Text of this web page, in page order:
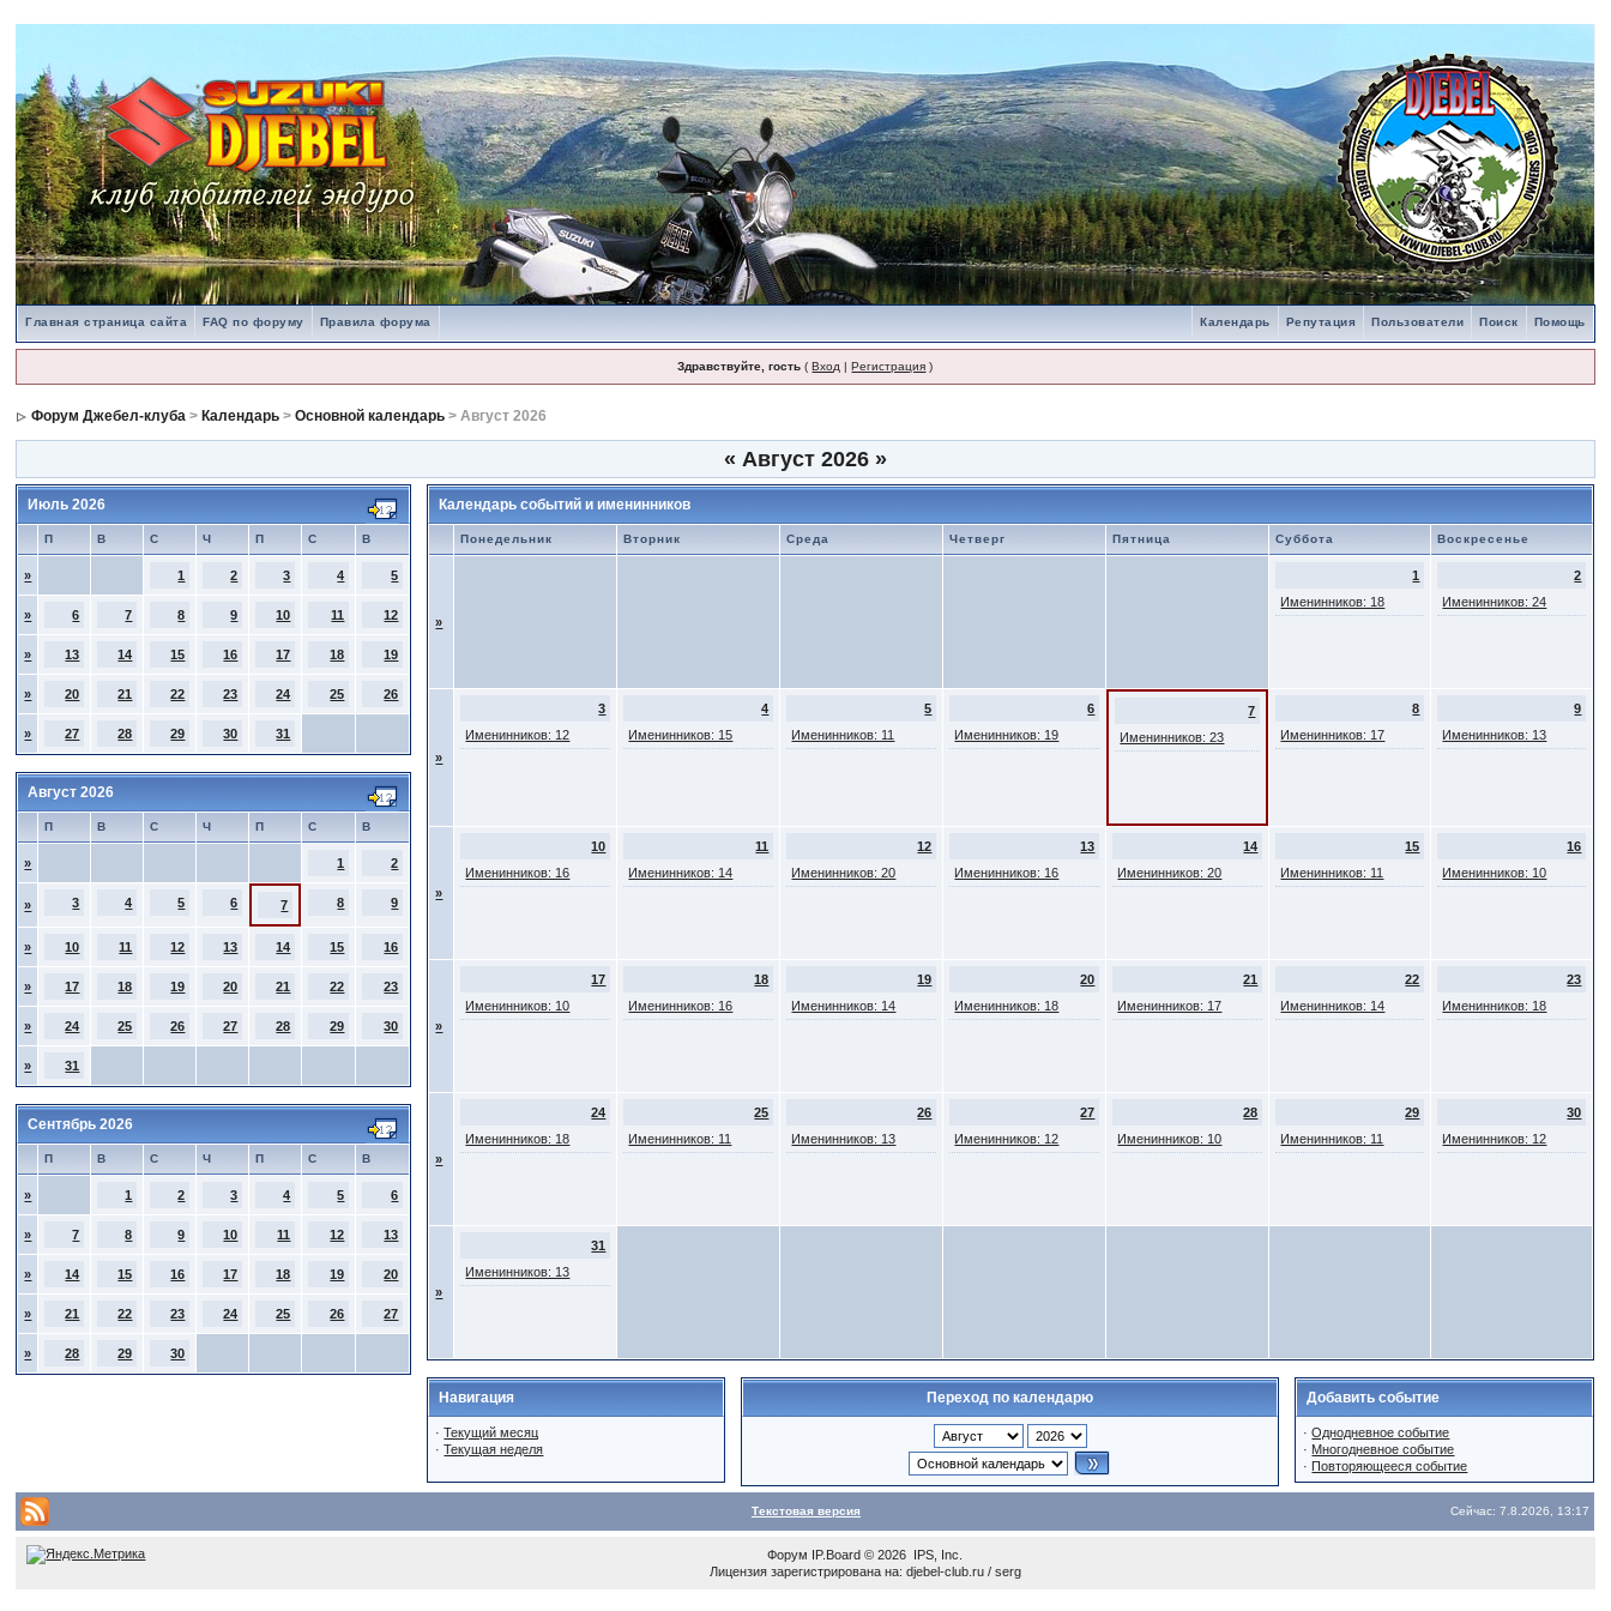
Главная страница сайта FAQ по форуму Правила форума Помощь
Поиск
Пользователи
Репутация
Календарь
Здравствуйте, гость (Вход |Регистрация )
Форум Джебел-клуба > Календарь >Основной календарь > Август 2026
« Август 2026 »
Июль 2026
П В С Ч П С В
» 1 2 3 4 5
» 6 7 8 9 10 11 12
» 13 14 15 16 17 18 19
» 20 21 22 23 24 25 26
» 27 28 29 30 31
Август 2026
П В С Ч П С В
» 1 2
» 3 4 5 6 7 8 9
» 10 11 12 13 14 15 16
» 17 18 19 20 21 22 23
» 24 25 26 27 28 29 30
» 31
Сентябрь 2026
П В С Ч П С В
» 1 2 3 4 5 6
» 7 8 9 10 11 12 13
» 14 15 16 17 18 19 20
» 21 22 23 24 25 26 27
» 28 29 30
Календарь событий и именинников
Понедельник Вторник Среда Четверг Пятница Суббота Воскресенье
»
1
Именинников: 18
2
Именинников: 24
»
3
Именинников: 12
4
Именинников: 15
5
Именинников: 11
6
Именинников: 19
7
Именинников: 23
8
Именинников: 17
9
Именинников: 13
»
10
Именинников: 16
11
Именинников: 14
12
Именинников: 20
13
Именинников: 16
14
Именинников: 20
15
Именинников: 11
16
Именинников: 10
»
17
Именинников: 10
18
Именинников: 16
19
Именинников: 14
20
Именинников: 18
21
Именинников: 17
22
Именинников: 14
23
Именинников: 18
»
24
Именинников: 18
25
Именинников: 11
26
Именинников: 13
27
Именинников: 12
28
Именинников: 10
29
Именинников: 11
30
Именинников: 12
»
31
Именинников: 13
Навигация
·Текущий месяц
·Текущая неделя
Переход по календарю Добавить событие
·Однодневное событие
· Многодневное событие
·Повторяющееся событие
Текстовая версия Сейчас: 7.8.2026, 13:17
Форум IP.Board © 2026 IPS, Inc
Лицензия зарегистрирована на: djebel-club.ru / serg